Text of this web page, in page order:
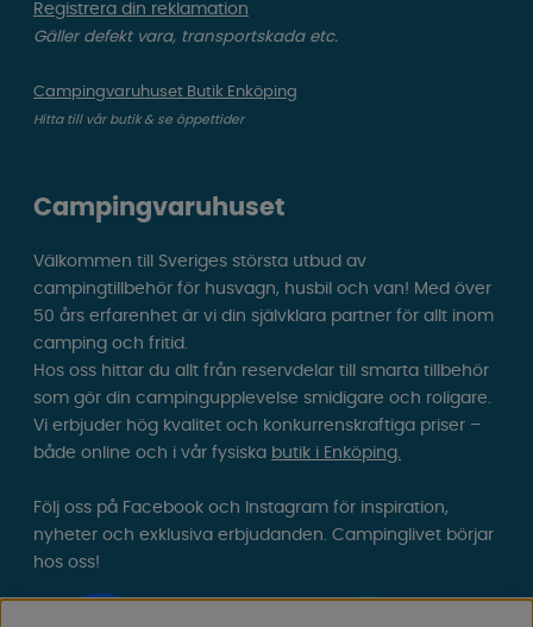
Registrera din reklamation
Gäller defekt vara, transportskada etc.
Campingvaruhuset Butik Enköping
Hitta till vår butik & se öppettider
Campingvaruhuset
Välkommen till Sveriges största utbud av
campingtillbehör för husvagn, husbil och van! Med över
50 års erfarenhet är vi din självklara partner för allt inom
camping och fritid.
Hos oss hittar du allt från reservdelar till smarta tillbehör
som gör din campingupplevelse smidigare och roligare.
Vi erbjuder hög kvalitet och konkurrenskraftiga priser –
både online och i vår fysiska butik i Enköping.
Följ oss på Facebook och Instagram för inspiration,
nyheter och exklusiva erbjudanden. Campinglivet börjar
hos oss!